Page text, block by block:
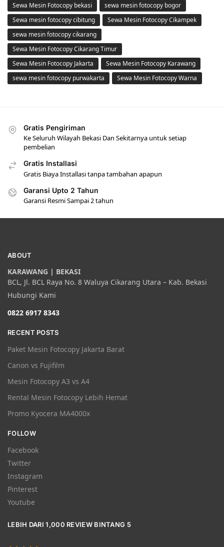
Sewa Mesin Fotocopy bekasi
sewa mesin fotocopy bogor
Sewa mesin fotocopy cibitung
Sewa Mesin Fotocopy Cikampek
sewa mesin fotocopy cikarang
Sewa Mesin Fotocopy Cikarang Timur
Sewa Mesin Fotocopy Jakarta
Sewa Mesin Fotocopy Karawang
sewa mesin fotocopy purwakarta
Sewa Mesin Fotocopy Warna
Gratis Pengiriman
Ke Seluruh Wilayah Bekasi Dan Sekitarnya untuk setiap
pembelian
Gratis Installasi
Gratis Biaya Installasi tanpa tambahan apapun
Garansi Upto 2 Tahun
Garansi Resmi Sampai 2 tahun
ABOUT
KARAWANG | BEKASI
BCL, Jl. BCL Raya No. 8 Waluya Cikarang Utara – Kab. Bekasi
Hubungi Kami
0822 6917 8343
RECENT POSTS
Paket Mesin Fotocopy Jakarta Barat
Canon vs Fujifilm
Mesin Fotocopy A3 vs A4
Rental Mesin Fotocopy Lebih Hemat
Promo Kyocera MA4000x
FOLLOW
Facebook
Twitter
Instagram
Pinterest
Youtube
LEBIH DARI 1,000 REVIEW BINTANG 5